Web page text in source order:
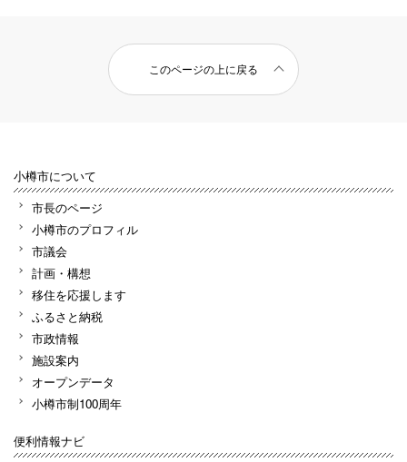
このページの上に戻る
小樽市について
市長のページ
小樽市のプロフィル
市議会
計画・構想
移住を応援します
ふるさと納税
市政情報
施設案内
オープンデータ
小樽市制100周年
便利情報ナビ